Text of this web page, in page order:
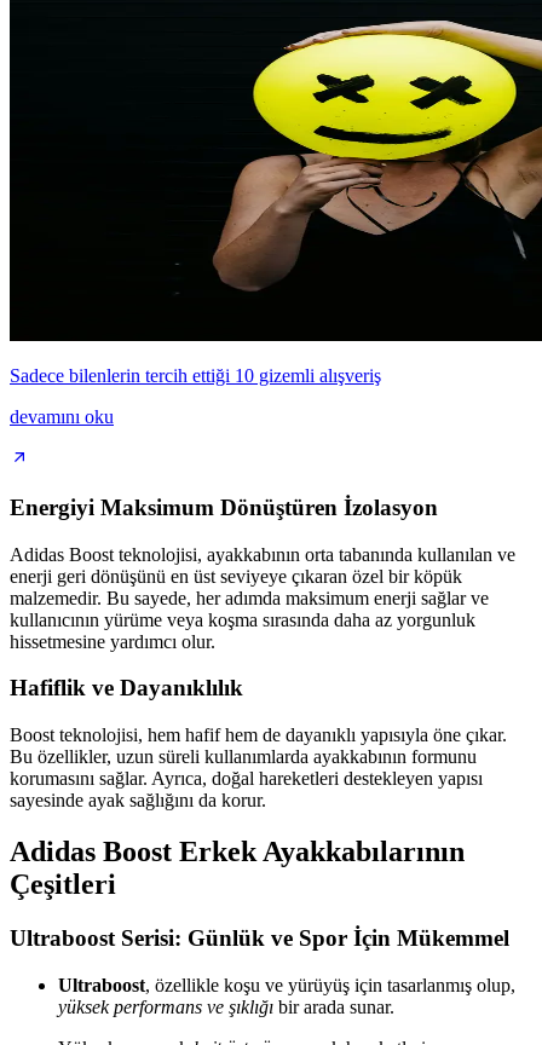
Sadece bilenlerin tercih ettiği 10 gizemli alışveriş
devamını oku
Energiyi Maksimum Dönüştüren İzolasyon
Adidas Boost teknolojisi, ayakkabının orta tabanında kullanılan ve
enerji geri dönüşünü en üst seviyeye çıkaran özel bir köpük
malzemedir. Bu sayede, her adımda maksimum enerji sağlar ve
kullanıcının yürüme veya koşma sırasında daha az yorgunluk
hissetmesine yardımcı olur.
Hafiflik ve Dayanıklılık
Boost teknolojisi, hem hafif hem de dayanıklı yapısıyla öne çıkar.
Bu özellikler, uzun süreli kullanımlarda ayakkabının formunu
korumasını sağlar. Ayrıca, doğal hareketleri destekleyen yapısı
sayesinde ayak sağlığını da korur.
Adidas Boost Erkek Ayakkabılarının
Çeşitleri
Ultraboost Serisi: Günlük ve Spor İçin Mükemmel
Ultraboost, özellikle koşu ve yürüyüş için tasarlanmış olup,
yüksek performans ve şıklığı bir arada sunar.